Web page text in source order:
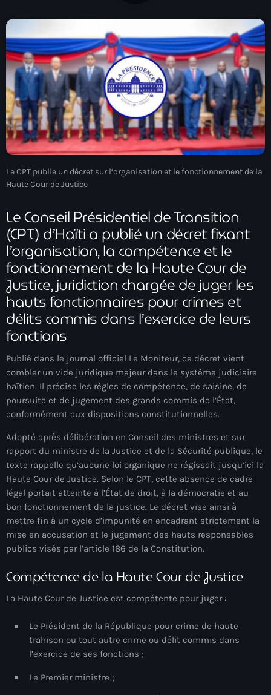
TV Direct
Actualités
Blog Grid Sidebar
Contact
Archives
août 2026
juillet 2026
juin 2026
mai 2026
avril 2026
mars 2026
février 2026
janvier 2026
décembre 2025
octobre 2025
septembre 2025
août 2025
juillet 2025
juin 2025
février 2025
Le CPT publie un décret sur l’organisation et le fonctionnement de la
Haute Cour de Justice
Le Conseil Présidentiel de Transition
(CPT) d’Haïti a publié un décret fixant
l’organisation, la compétence et le
fonctionnement de la Haute Cour de
Justice, juridiction chargée de juger les
hauts fonctionnaires pour crimes et
délits commis dans l’exercice de leurs
fonctions
Publié dans le journal officiel Le Moniteur, ce décret vient
combler un vide juridique majeur dans le système judiciaire
haïtien. Il précise les règles de compétence, de saisine, de
poursuite et de jugement des grands commis de l’État,
conformément aux dispositions constitutionnelles.
Adopté après délibération en Conseil des ministres et sur
rapport du ministre de la Justice et de la Sécurité publique, le
texte rappelle qu’aucune loi organique ne régissait jusqu’ici la
Haute Cour de Justice. Selon le CPT, cette absence de cadre
légal portait atteinte à l’État de droit, à la démocratie et au
bon fonctionnement de la justice. Le décret vise ainsi à
mettre fin à un cycle d’impunité en encadrant strictement la
mise en accusation et le jugement des hauts responsables
publics visés par l’article 186 de la Constitution.
Compétence de la Haute Cour de Justice
La Haute Cour de Justice est compétente pour juger :
Le Président de la République pour crime de haute
trahison ou tout autre crime ou délit commis dans
l’exercice de ses fonctions ;
Le Premier ministre ;